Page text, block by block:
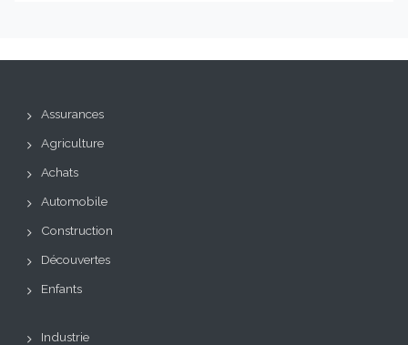
Assurances
Agriculture
Achats
Automobile
Construction
Découvertes
Enfants
Industrie